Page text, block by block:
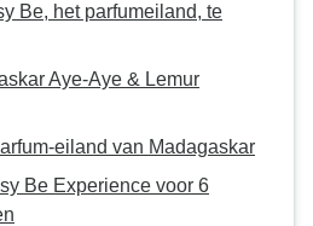
Be, het parfumeiland, te
Aye-Aye & Lemur
eiland van Madagaskar
Be Experience voor 6